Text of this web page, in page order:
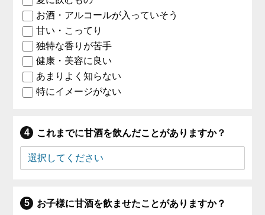
お酒・アルコールが入っていそう
甘い・こってり
独特な香りが苦手
健康・美容に良い
あまりよく知らない
特にイメージがない
これまでに甘酒を飲んだことがありますか？
お子様に甘酒を飲ませたことがありますか？